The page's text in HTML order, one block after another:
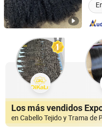
en Cabello Tejido y Trama de